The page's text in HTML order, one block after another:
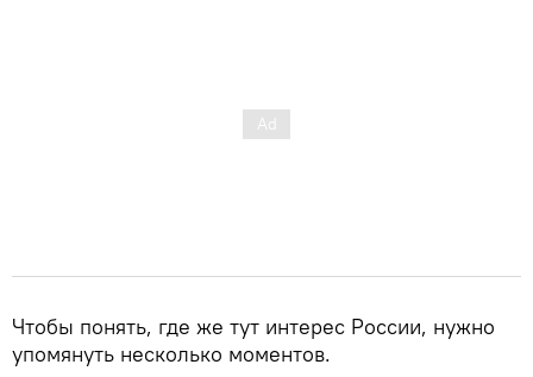
Чтобы понять, где же тут интерес России, нужно
упомянуть несколько моментов.